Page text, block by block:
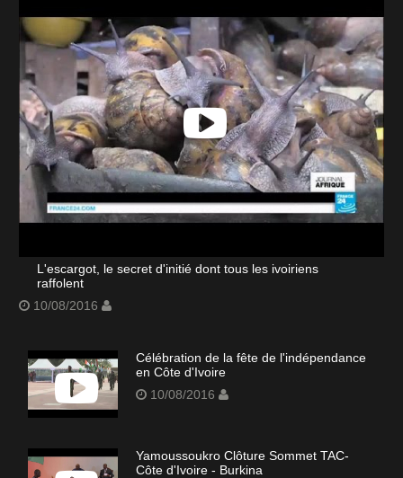
L'escargot, le secret d'initié dont tous les ivoiriens
raffolent
10/08/2016
Célébration de la fête de l'indépendance
en Côte d'Ivoire
10/08/2016
Yamoussoukro Clôture Sommet TAC-
Côte d'Ivoire - Burkina